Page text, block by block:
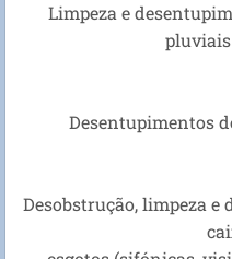
Limpeza e
Desentupimentos
Desobstrução, limpeza